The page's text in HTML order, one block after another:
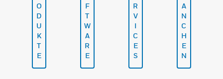
O
D
U
K
T
E
F
T
W
A
R
E
R
V
I
C
E
S
A
N
C
H
E
N